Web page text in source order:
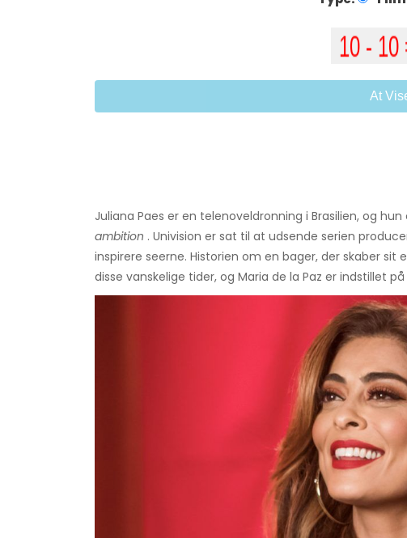
At
Juliana Paes er en telenoveldronning i Brasilien, og
ambition . Univision er sat til at udsende serien
inspirere seerne. Historien om en bager, der skaber
disse vanskelige tider, og Maria de la Paz er indstillet